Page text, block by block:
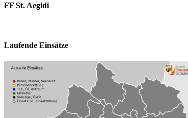
FF St. Aegidi
Laufende Einsätze